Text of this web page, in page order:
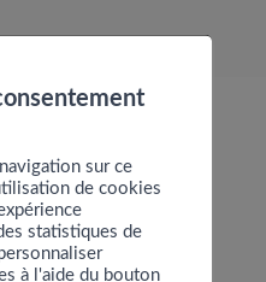
sur ce
de cookies
statistiques de
à l'aide du bouton